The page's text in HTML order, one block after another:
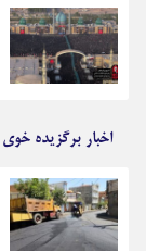
اخبار برگزیده خوی